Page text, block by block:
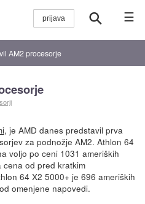
☰
AM2 procesorje
, je AMD danes predstavil prva
za podnožje AM2. Athlon 64
voljo po ceni 1031 ameriških
cena od pred kratkim
64 X2 5000+ je 696 ameriških
omenjene napovedi.